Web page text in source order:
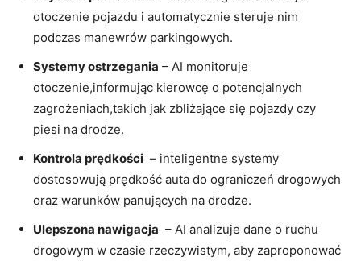
otoczenie ⁣pojazdu i automatycznie ⁣steruje nim
podczas manewrów​ parkingowych.
Systemy ostrzegania – AI monitoruje
otoczenie,informując kierowcę o ⁢potencjalnych‍
zagrożeniach,takich jak zbliżające się pojazdy​ czy
piesi na ⁤drodze.
Kontrola prędkości ⁢ – inteligentne systemy
dostosowują​ prędkość⁤ auta do ograniczeń drogowych
oraz ​warunków ‍panujących na drodze.
Ulepszona nawigacja ‌ – AI analizuje dane o ⁢ruchu
drogowym w czasie rzeczywistym,​ aby ‍zaproponować